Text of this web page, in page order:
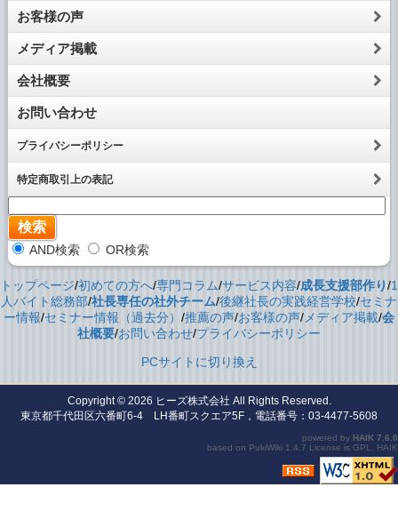
お客様の声
メディア掲載
会社概要
お問い合わせ
プライバシーポリシー
特定商取引上の表記
AND検索 OR検索
トップページ/初めての方へ/専門コラム/サービス内容/成長支援部作り/1
人バイト総務部/社長専任の社外チーム/後継社長の実践経営学校/セミナ
ー情報/セミナー情報（過去分） /推薦の声/お客様の声/ メディア掲載/会
社概要/お問い合わせ/プライバシーポリシー
PCサイトに切り換え
Copyright © 2026 ヒーズ株式会社 All Rights Reserved.
東京都千代田区六番町6-4 LH番町スクエア5F，電話番号：03-4477-5608
powered by HAIK 7.6.0
based on PukiWiki 1.4.7 License is GPL HAIK